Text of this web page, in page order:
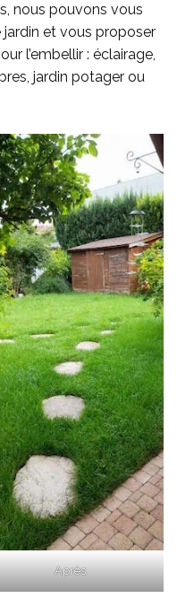
nous pouvons vous
jardin et vous proposer
l’embellir : éclairage,
jardin potager ou
Après